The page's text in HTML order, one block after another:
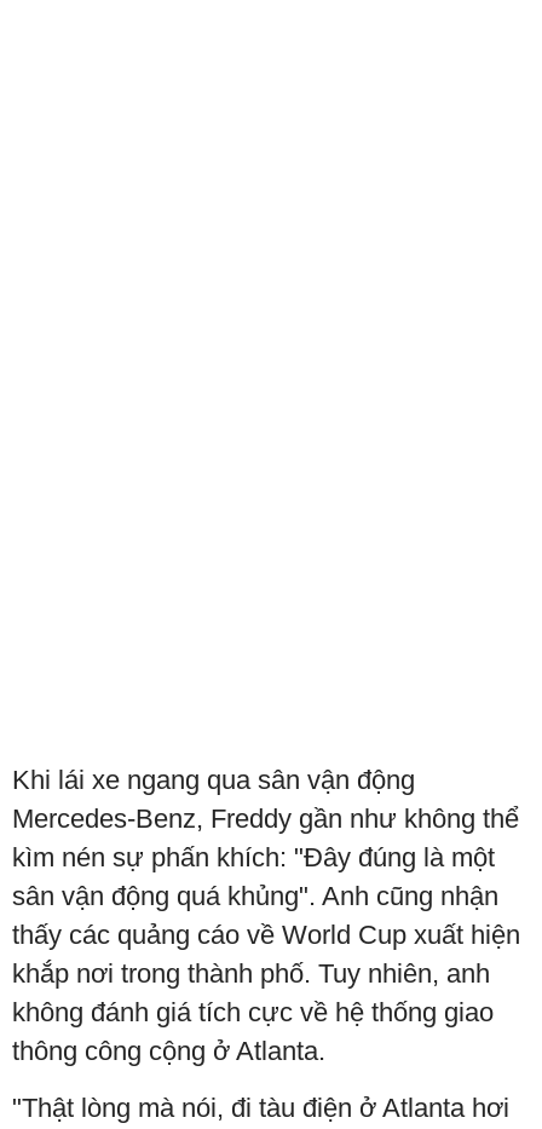
Khi lái xe ngang qua sân vận động
Mercedes-Benz, Freddy gần như không thể
kìm nén sự phấn khích: "Đây đúng là một
sân vận động quá khủng". Anh cũng nhận
thấy các quảng cáo về World Cup xuất hiện
khắp nơi trong thành phố. Tuy nhiên, anh
không đánh giá tích cực về hệ thống giao
thông công cộng ở Atlanta.
"Thật lòng mà nói, đi tàu điện ở Atlanta hơi